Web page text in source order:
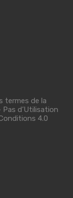
termes de la
d’Utilisation
4.0